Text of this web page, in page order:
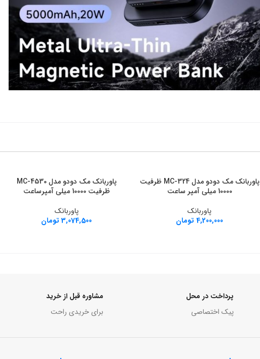
افزودن به سبد خرید
پاوربانک مک دودو مدل MC-324 ظرفیت
10000 میلی آمپر ساعت
پاوربانک
4,200,000 تومان
افزودن به سبد خرید
پاوربانک مک دودو مدل MC-4530
ظرفیت 10000 میلی آمپرساعت
پاوربانک
3,074,500 تومان
پرداخت در محل
پیک اختصاصی
مشاوره قبل از خرید
برای خریدی راحت